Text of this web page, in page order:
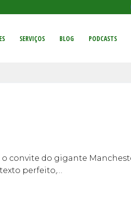
SERVIÇOS BLOG PODCASTS
convite do gigante
perfeito,…